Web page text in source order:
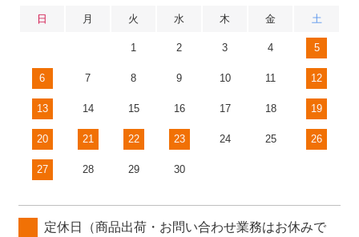
日 月 火 水 木 金 土
1 2 3 4 5
6 7 8 9 10 11 12
13 14 15 16 17 18 19
20 21 22 23 24 25 26
27 28 29 30
定休日（商品出荷・お問い合わせ業務はお休みで